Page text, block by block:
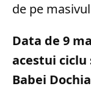
de pe
Data de 9
acestui
Babei